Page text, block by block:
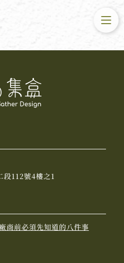
段112號4樓之1
前必須先知道的八件事